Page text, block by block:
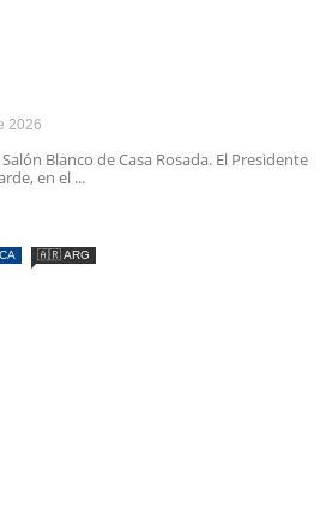
2026
Blanco de Casa Rosada. El Presidente
en el ...
🇦🇷 ARG